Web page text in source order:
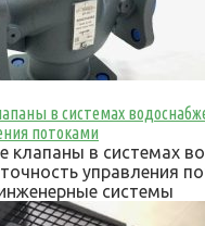
в системах
потоками
клапаны в системах
управления
системы